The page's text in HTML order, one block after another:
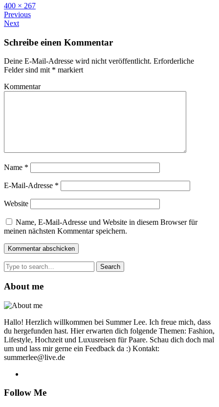
Full
size
400 × 267
Previous
Next
Schreibe einen Kommentar
Deine E-Mail-Adresse wird nicht veröffentlicht. Erforderliche
Felder sind mit * markiert
Kommentar
Name *
E-Mail-Adresse *
Website
Name, E-Mail-Adresse und Website in diesem Browser für
meinen nächsten Kommentar speichern.
Search
for:
About me
Hallo! Herzlich willkommen bei Summer Lee. Ich freue mich, dass
du hergefunden hast. Hier erwarten dich folgende Themen: Fashion,
Lifestyle, Hochzeit und Luxusreisen für Paare. Schau dich doch mal
um und lass mir gerne ein Feedback da :) Kontakt:
summerlee@live.de
Follow Me